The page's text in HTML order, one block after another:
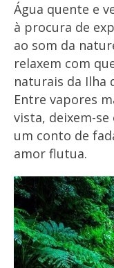
Água quente e
à procura de
ao som da
relaxem com
naturais da Ilha
Entre vapores
vista, deixem-
um conto de
amor flutua.